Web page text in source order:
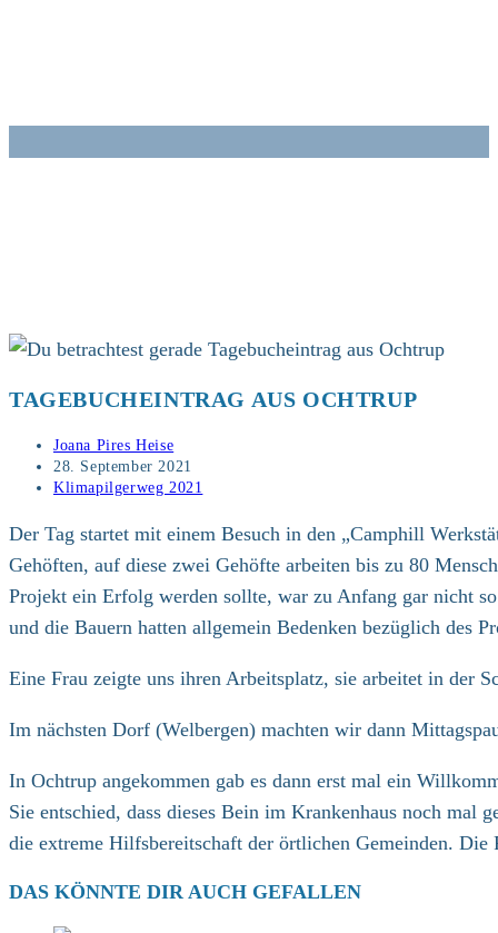
TAGEBUCHEINTRAG AUS OCHTRUP
Beitrags-
Autor:
Joana Pires Heise
Beitrag
veröffentlicht:
28. September 2021
Beitrags-
Klimapilgerweg 2021
Der Tag startet mit einem Besuch in den „Camphill
Gehöften, auf diese zwei Gehöfte arbeiten bis zu 80
Projekt ein Erfolg werden sollte, war zu Anfang gar nicht
und die Bauern hatten allgemein Bedenken bezüglich des
Eine Frau zeigte uns ihren Arbeitsplatz, sie arbeitet in der
Im nächsten Dorf (Welbergen) machten wir dann
In Ochtrup angekommen gab es dann erst mal ein
Sie entschied, dass dieses Bein im Krankenhaus noch
die extreme Hilfsbereitschaft der örtlichen Gemeinden.
DAS KÖNNTE DIR AUCH GEFALLEN